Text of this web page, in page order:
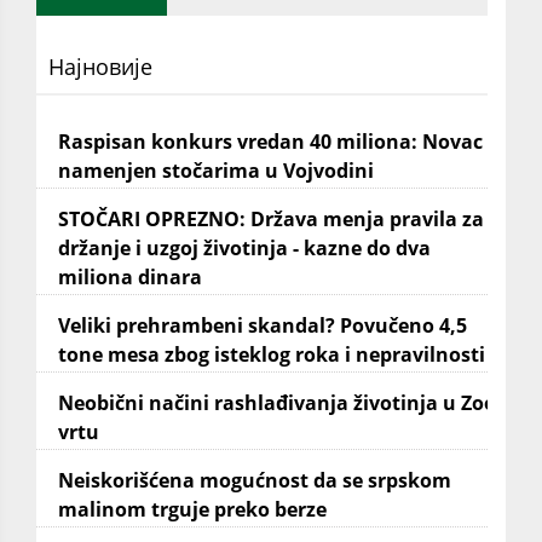
Најновије
Raspisan konkurs vredan 40 miliona: Novac
namenjen stočarima u Vojvodini
STOČARI OPREZNO: Država menja pravila za
držanje i uzgoj životinja - kazne do dva
miliona dinara
Veliki prehrambeni skandal? Povučeno 4,5
tone mesa zbog isteklog roka i nepravilnosti
Neobični načini rashlađivanja životinja u Zoo
vrtu
Neiskorišćena mogućnost da se srpskom
malinom trguje preko berze